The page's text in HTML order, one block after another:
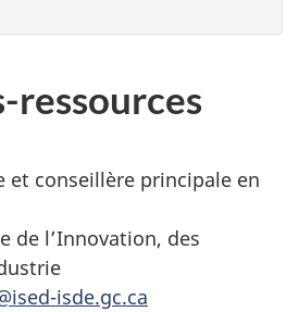
ressources
et conseillère principale en
de l’Innovation, des
isde.gc.ca